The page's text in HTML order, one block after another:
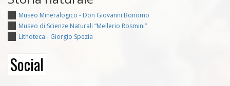
Museo Mineralogico - Don Giovanni Bonomo
Museo di Scienze Naturali “Mellerio Rosmini”
Lithoteca - Giorgio Spezia
Social